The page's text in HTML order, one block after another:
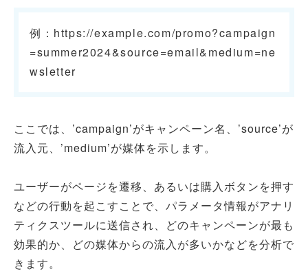
例：https://example.com/promo?campaign
=summer2024&source=email&medium=ne
wsletter
ここでは、’campaign’がキャンペーン名、’source’が
流入元、’medium’が媒体を示します。
ユーザーがページを遷移、あるいは購入ボタンを押す
などの行動を起こすことで、パラメータ情報がアナリ
ティクスツールに送信され、どのキャンペーンが最も
効果的か、どの媒体からの流入が多いかなどを分析で
きます。